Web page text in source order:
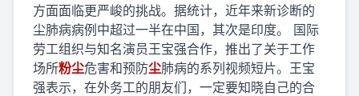
方面面临更严峻的挑战。据统计，近年来新诊断的
尘肺病病例中超过一半在中国，其次是印度。 国际
劳工组织与知名演员王宝强合作，推出了关于工作
场所粉尘危害和预防尘肺病的系列视频短片。王宝
强表示，在外务工的朋友们，一定要知晓自己的合